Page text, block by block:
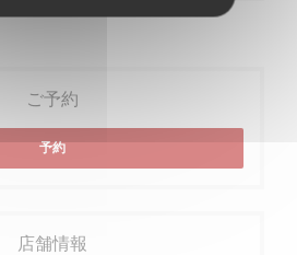
ご予約
予約
店舗情報